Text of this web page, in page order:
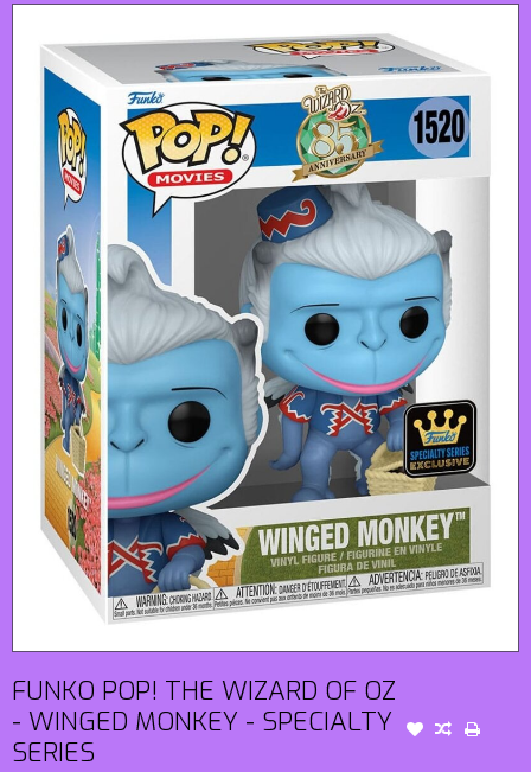
FUNKO POP! THE WIZARD OF OZ
- WINGED MONKEY - SPECIALTY
SERIES